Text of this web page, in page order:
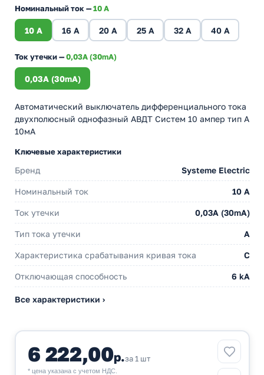
Номинальный ток —10 А
10 А 16 А 20 А 25 А 32 А 40 А
Ток утечки —0,03A (30mA)
0,03A (30mA)
Автоматический выключатель дифференциального тока
двухполюсный однофазный АВДТ Систем 10 ампер тип А
10мА
Ключевые характеристики
Бренд Systeme Electric
Номинальный ток 10 А
Ток утечки 0,03A (30mA)
Тип тока утечки A
Характеристика срабатывания кривая тока C
Отключающая способность 6 kA
Все характеристики ›
6 222,00р.за 1 шт
* цена указана с учетом НДС.